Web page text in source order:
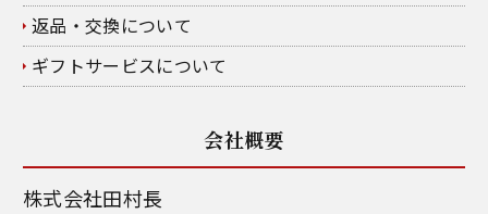
返品・交換について
ギフトサービスについて
会社概要
株式会社田村長